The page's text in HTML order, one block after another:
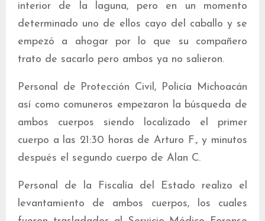
interior de la laguna, pero en un momento
determinado uno de ellos cayo del caballo y se
empezó a ahogar por lo que su compañero
trato de sacarlo pero ambos ya no salieron.
Personal de Protección Civil, Policía Michoacán
así como comuneros empezaron la búsqueda de
ambos cuerpos siendo localizado el primer
cuerpo a las 21:30 horas de Arturo F., y minutos
después el segundo cuerpo de Alan C.
Personal de la Fiscalía del Estado realizo el
levantamiento de ambos cuerpos, los cuales